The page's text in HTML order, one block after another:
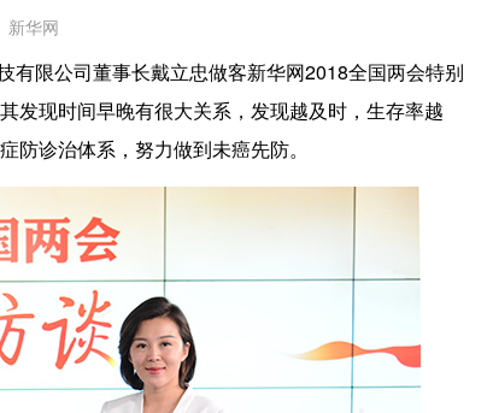
日本語
新华网
限公司董事长戴立忠做客新华网2018全国两会特别
发现时间早晚有很大关系，发现越及时，生存率越
诊治体系，努力做到未癌先防。